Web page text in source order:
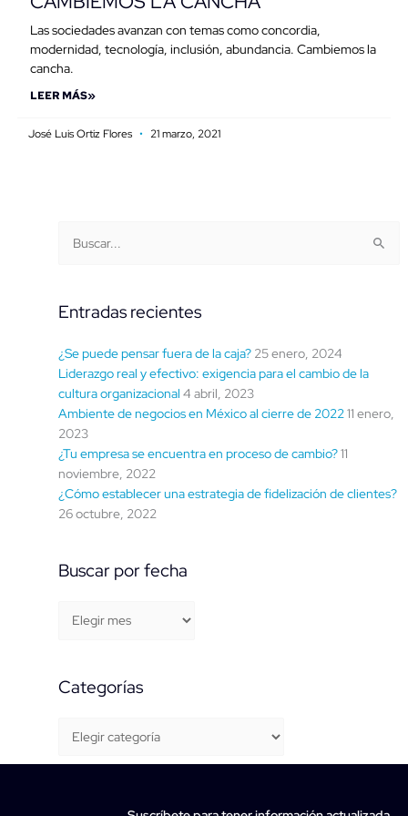
Las sociedades avanzan con temas como concordia,
modernidad, tecnología, inclusión, abundancia. Cambiemos la
cancha.
LEER MÁS»
José Luis Ortiz Flores 21 marzo, 2021
Buscar:
Entradas recientes
¿Se puede pensar fuera de la caja? 25 enero, 2024
Liderazgo real y efectivo: exigencia para el cambio de la
cultura organizacional 4 abril, 2023
Ambiente de negocios en México al cierre de 202211 enero,
2023
¿Tu empresa se encuentra en proceso de cambio?11
noviembre, 2022
¿Cómo establecer una estrategia de fidelización de clientes?
26 octubre, 2022
Buscar por fecha
por
Categorías